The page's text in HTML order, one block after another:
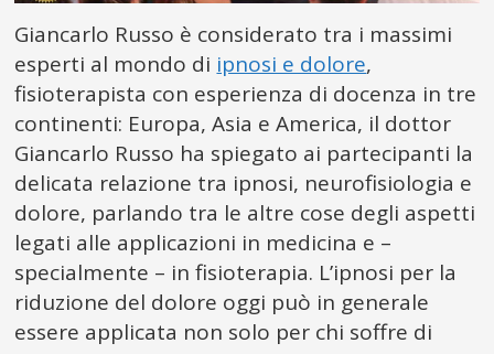
Giancarlo Russo è considerato tra i massimi
esperti al mondo di ipnosi e dolore,
fisioterapista con esperienza di docenza in tre
continenti: Europa, Asia e America, il dottor
Giancarlo Russo ha spiegato ai partecipanti la
delicata relazione tra ipnosi, neurofisiologia e
dolore, parlando tra le altre cose degli aspetti
legati alle applicazioni in medicina e –
specialmente – in fisioterapia. L’ipnosi per la
riduzione del dolore oggi può in generale
essere applicata non solo per chi soffre di